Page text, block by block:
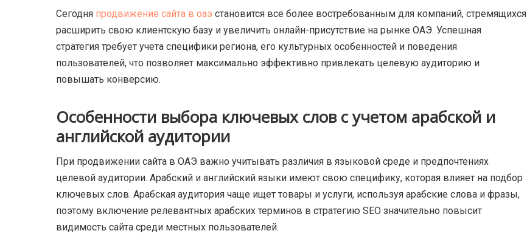
Сегодня продвижение сайта в оаэ становится все более востребованным для компаний, стремящихся
расширить свою клиентскую базу и увеличить онлайн-присутствие на рынке ОАЭ. Успешная
стратегия требует учета специфики региона, его культурных особенностей и поведения
пользователей, что позволяет максимально эффективно привлекать целевую аудиторию и
повышать конверсию.
Особенности выбора ключевых слов с учетом арабской и
английской аудитории
При продвижении сайта в ОАЭ важно учитывать различия в языковой среде и предпочтениях
целевой аудитории. Арабский и английский языки имеют свою специфику, которая влияет на подбор
ключевых слов. Арабская аудитория чаще ищет товары и услуги, используя арабские слова и фразы,
поэтому включение релевантных арабских терминов в стратегию SEO значительно повысит
видимость сайта среди местных пользователей.